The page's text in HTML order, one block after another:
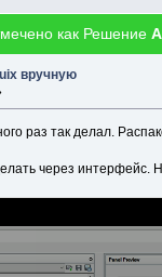
как Решение
вручную
раз так делал.
через